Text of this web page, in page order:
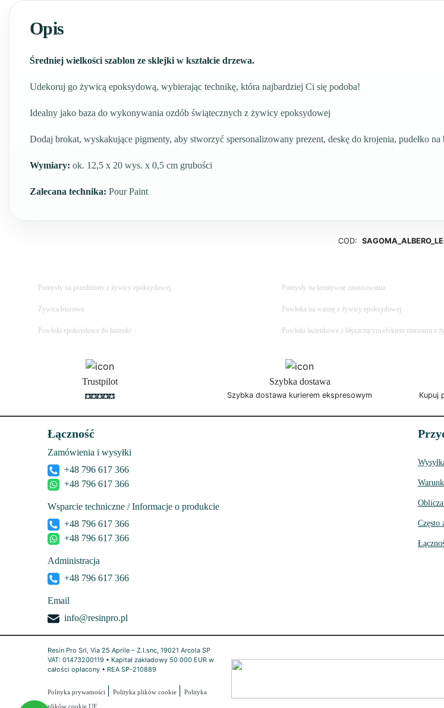
Opis
Średniej wielkości szablon ze sklejki w kształcie drzewa.
Udekoruj go żywicą epoksydową, wybierając technikę, która najbardziej Ci się podoba!
Idealny jako baza do wykonywania ozdób świątecznych z żywicy epoksydowej
Dodaj brokat, wyskakujące pigmenty, aby stworzyć spersonalizowany prezent, deskę do krojenia, pudełko
Wymiary: ok. 12,5 x 20 wys. x 0,5 cm grubości
Zalecana technika: Pour Paint
COD:
Pomysły na przedmioty z żywicy epoksydowej Pomysły na kreatywne zastosowania
Żywica biurowa Powłoka na wannę z żywicy epoksydowej
Powłoki epoksydowe do łazienki Powłoki łazienkowe z błyszczącym efektem marmuru z
Trustpilot Szybka dostawa
Szybka dostawa kurierem ekspresowym Kupuj
Łączność
Zamówienia i wysyłki
+48 796 617 366
+48 796 617 366
Wsparcie techniczne / Informacje o produkcie
+48 796 617 366
+48 796 617 366
Administracja
+48 796 617 366
Email
info@resinpro.pl
Często
Resin Pro Srl, Via 25 Aprile – Z.I.snc, 19021 Arcola SP
VAT: 01473200119 • Kapitał zakładowy 50 000 EUR w
całości opłacony • REA SP-210889
Polityka prywatności Polityka plików cookie
Polityka
plików cookie UE